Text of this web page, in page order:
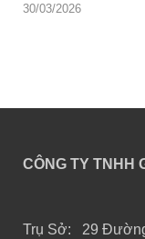
30/03/2026
CÔNG TY
Trụ Sở: 29